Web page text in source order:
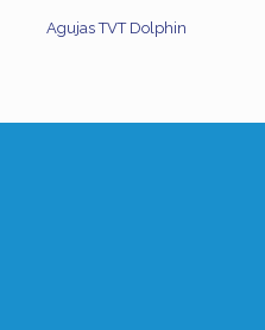
Agujas TVT Dolphin